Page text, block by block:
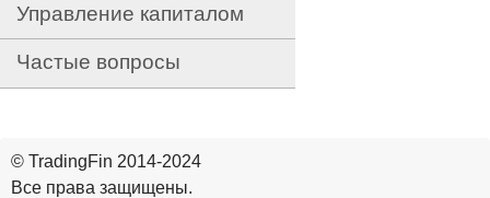
Управление капиталом
Частые вопросы
© TradingFin 2014-2024
Все права защищены.